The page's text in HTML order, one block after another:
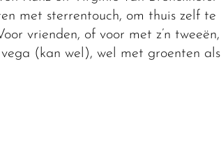
met sterrentouch, om thuis zelf te
vrienden, of voor met z’n tweeën,
(kan wel), wel met groenten als